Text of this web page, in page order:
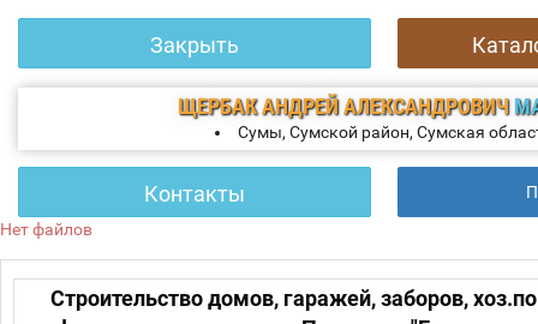
Закрыть
ЩЕРБАК АНДРЕЙ АЛЕКСАНДРОВИЧ
Сумы, Сумской район, Сумская
Контакты
Нет файлов
Строительство домов, гаражей, заборов,